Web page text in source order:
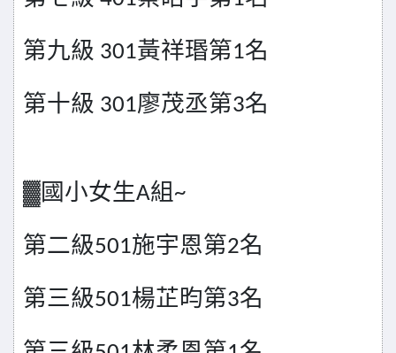
第九級 301黃祥瑉第1名
第十級 301廖茂丞第3名
▓國小女生A組~
第二級501施宇恩第2名
第三級501楊芷昀第3名